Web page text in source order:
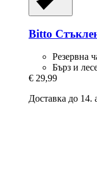
Bitto
Резервна
Бърз и
€ 29,99
Доставка до 14.